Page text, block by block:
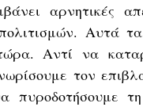
αρνητικές
Αυτά
Αντί να
τον